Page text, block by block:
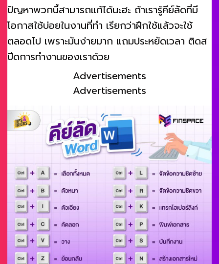
ปัญหาพวกนี้สามารถแก้ได้นะฮะ ถ้าเรารู้คีย์ลัดที่มี
โอกาสใช้บ่อยในงานที่ทำ เรียกว่าฝึกใช้แล้วจะใช้
ตลอดไป เพราะมันง่ายมาก แถมประหยัดเวลา ติดส
ปีดการทำงานของเราด้วย
Advertisements
Advertisements